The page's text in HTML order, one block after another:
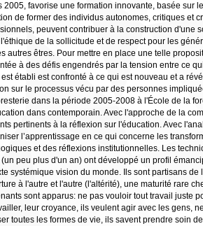
2005, favorise une formation innovante, basée sur
de former des individus autonomes, critiques et
peuvent contribuer à la construction d'une
de la sollicitude et de respect pour les
autres êtres. Pour mettre en place une telle
à des défis engendrés par la tension entre ce
établi est confronté à ce qui est nouveau et a
sur le processus vécu par des personnes
dans la période 2005-2008 à l'École de la
dans contemporain. Avec l'approche de la
pertinents à la réflexion sur l'éducation. Avec
l’apprentissage en ce qui concerne les
et des réflexions institutionnelles. Les
peu plus d'un an) ont développé un profil
systémique vision du monde. Ils sont partisans
à l'autre et l'autre (l'altérité), une maturité rare
sont apparus: ne pas vouloir tout travail juste
leur croyance, ils veulent agir avec les gens,
toutes les formes de vie, ils savent prendre soin